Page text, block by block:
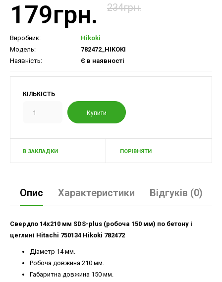
179грн. 234грн.
Виробник:
Hikoki
Модель:
782472_HIKOKI
Наявність:
Є в наявності
КІЛЬКІСТЬ
В ЗАКЛАДКИ ПОРІВНЯТИ
Опис Характеристики Відгуків (0)
Свердло 14х210 мм SDS-plus (робоча 150 мм) по бетону і
цеглині Hitachi 750134 Hikoki 782472
Діаметр 14 мм.
Робоча довжина 210 мм.
Габаритна довжина 150 мм.